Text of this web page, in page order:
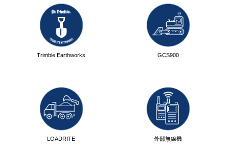
Trimble Earthworks GCS900
LOADRITE 外部無線機